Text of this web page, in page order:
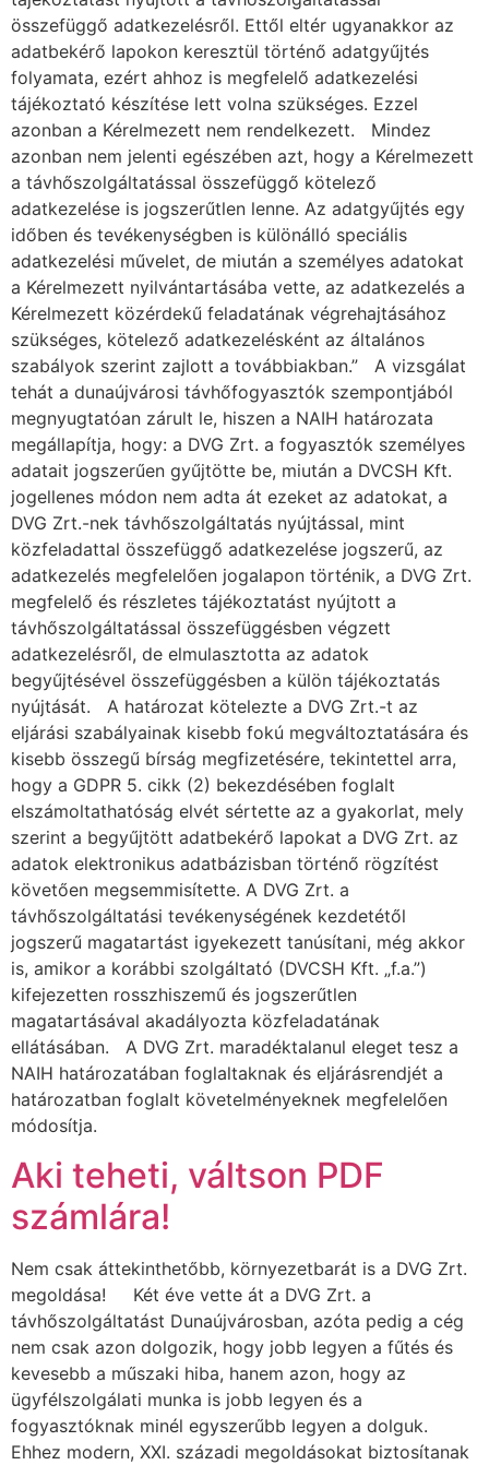
összefüggő adatkezelésről. Ettől eltér ugyanakkor az
adatbekérő lapokon keresztül történő adatgyűjtés
folyamata, ezért ahhoz is megfelelő adatkezelési
tájékoztató készítése lett volna szükséges. Ezzel
azonban a Kérelmezett nem rendelkezett. Mindez
azonban nem jelenti egészében azt, hogy a Kérelmezett
a távhőszolgáltatással összefüggő kötelező
adatkezelése is jogszerűtlen lenne. Az adatgyűjtés egy
időben és tevékenységben is különálló speciális
adatkezelési művelet, de miután a személyes adatokat
a Kérelmezett nyilvántartásába vette, az adatkezelés a
Kérelmezett közérdekű feladatának végrehajtásához
szükséges, kötelező adatkezelésként az általános
szabályok szerint zajlott a továbbiakban.” A vizsgálat
tehát a dunaújvárosi távhőfogyasztók szempontjából
megnyugtatóan zárult le, hiszen a NAIH határozata
megállapítja, hogy: a DVG Zrt. a fogyasztók személyes
adatait jogszerűen gyűjtötte be, miután a DVCSH Kft.
jogellenes módon nem adta át ezeket az adatokat, a
DVG Zrt.-nek távhőszolgáltatás nyújtással, mint
közfeladattal összefüggő adatkezelése jogszerű, az
adatkezelés megfelelően jogalapon történik, a DVG Zrt.
megfelelő és részletes tájékoztatást nyújtott a
távhőszolgáltatással összefüggésben végzett
adatkezelésről, de elmulasztotta az adatok
begyűjtésével összefüggésben a külön tájékoztatás
nyújtását. A határozat kötelezte a DVG Zrt.-t az
eljárási szabályainak kisebb fokú megváltoztatására és
kisebb összegű bírság megfizetésére, tekintettel arra,
hogy a GDPR 5. cikk (2) bekezdésében foglalt
elszámoltathatóság elvét sértette az a gyakorlat, mely
szerint a begyűjtött adatbekérő lapokat a DVG Zrt. az
adatok elektronikus adatbázisban történő rögzítést
követően megsemmisítette. A DVG Zrt. a
távhőszolgáltatási tevékenységének kezdetétől
jogszerű magatartást igyekezett tanúsítani, még akkor
is, amikor a korábbi szolgáltató (DVCSH Kft. „f.a.”)
kifejezetten rosszhiszemű és jogszerűtlen
magatartásával akadályozta közfeladatának
ellátásában. A DVG Zrt. maradéktalanul eleget tesz a
NAIH határozatában foglaltaknak és eljárásrendjét a
határozatban foglalt követelményeknek megfelelően
módosítja.
Aki teheti, váltson PDF
számlára!
Nem csak áttekinthetőbb, környezetbarát is a DVG Zrt.
megoldása! Két éve vette át a DVG Zrt. a
távhőszolgáltatást Dunaújvárosban, azóta pedig a cég
nem csak azon dolgozik, hogy jobb legyen a fűtés és
kevesebb a műszaki hiba, hanem azon, hogy az
ügyfélszolgálati munka is jobb legyen és a
fogyasztóknak minél egyszerűbb legyen a dolguk.
Ehhez modern, XXI. századi megoldásokat biztosítanak